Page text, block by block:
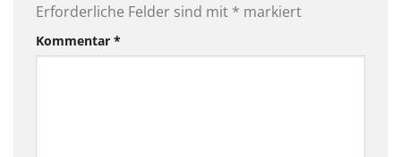
Erforderliche Felder sind mit * markiert
Kommentar *